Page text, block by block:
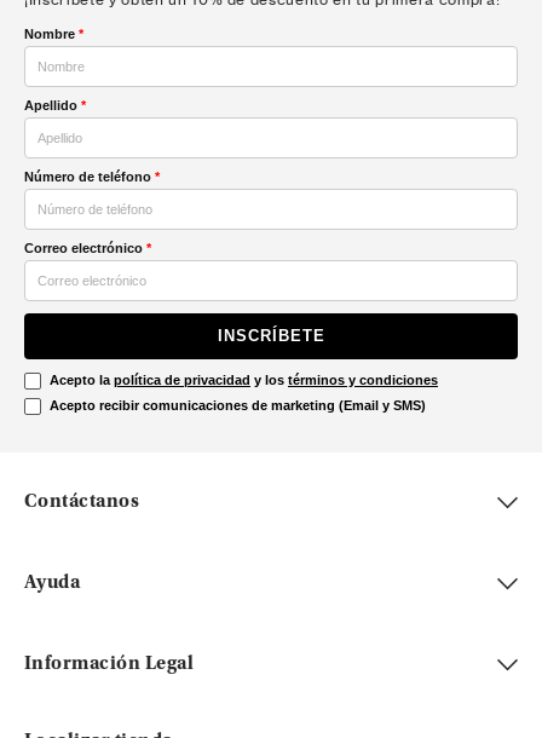
Nombre *
Apellido *
Número de teléfono *
Correo electrónico *
INSCRÍBETE
Acepto la política de privacidad y los términos y condiciones
Acepto recibir comunicaciones de marketing (Email y SMS)
Contáctanos
Ayuda
Información Legal